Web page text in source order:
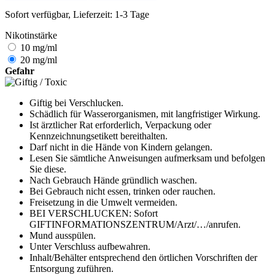
Sofort verfügbar, Lieferzeit: 1-3 Tage
Nikotinstärke
10 mg/ml
20 mg/ml
Gefahr
Giftig bei Verschlucken.
Schädlich für Wasserorganismen, mit langfristiger Wirkung.
Ist ärztlicher Rat erforderlich, Verpackung oder
Kennzeichnungsetikett bereithalten.
Darf nicht in die Hände von Kindern gelangen.
Lesen Sie sämtliche Anwei­sungen aufmerksam und befolgen
Sie diese.
Nach Gebrauch Hände gründlich waschen.
Bei Gebrauch nicht essen, trinken oder rauchen.
Freisetzung in die Umwelt vermeiden.
BEI VERSCHLUCKEN: Sofort
GIFTINFORMATIONSZENTRUM/Arzt/…/anrufen.
Mund ausspülen.
Unter Verschluss aufbewahren.
Inhalt/Behälter entsprechend den örtlichen Vorschriften der
Entsorgung zuführen.